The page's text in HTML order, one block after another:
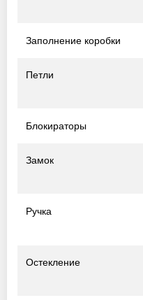
Заполнение коробки
Петли
Блокираторы
Замок
Ручка
Остекление